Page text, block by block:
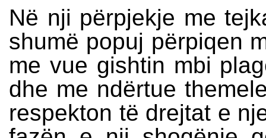
Në nji përpjekje me
shumë popuj përpiqen
me vue gishtin mbi
dhe me ndërtue
respekton të drejtat e